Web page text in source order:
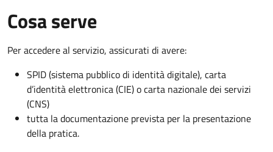
Cosa serve
Per accedere al servizio, assicurati di avere:
SPID (sistema pubblico di identità digitale), carta
d’identità elettronica (CIE) o carta nazionale dei servizi
(CNS)
tutta la documentazione prevista per la presentazione
della pratica.